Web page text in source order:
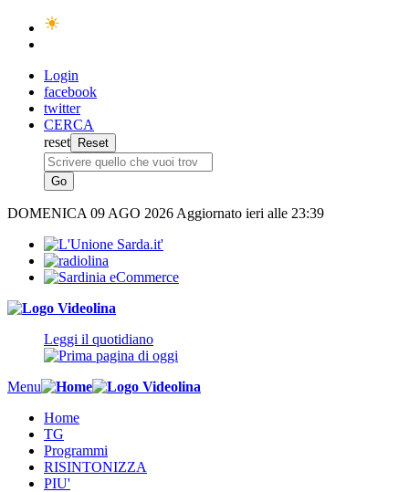
Login
facebook
twitter
CERCA
reset
DOMENICA 09 AGO 2026 Aggiornato ieri alle 23:39
Leggi il quotidiano
Menu
Home
TG
Programmi
RISINTONIZZA
PIU'